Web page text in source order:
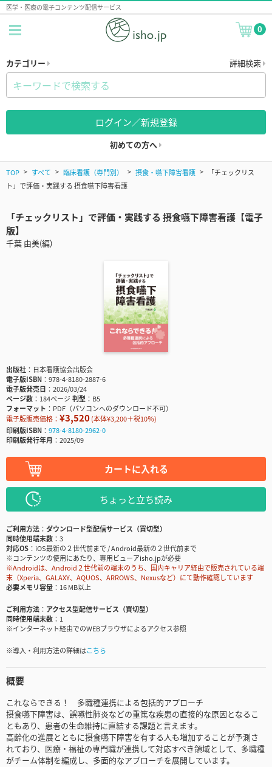
医学・医療の電子コンテンツ配信サービス
0
カテゴリー 詳細検索
ログイン／新規登録
初めての方へ
TOP すべて 臨床看護（専門別） 摂食・嚥下障害看護
「チェックリス
ト」で評価・実践する 摂食嚥下障害看護
「チェックリスト」で評価・実践する 摂食嚥下障害看護【電子
版】
千葉 由美(編)
出版社
日本看護協会出版会
電子版ISBN
978-4-8180-2887-6
電子版発売日
2026/03/24
ページ数
184ページ判型
B5
フォーマット
PDF（パソコンへのダウンロード不可）
電子版販売価格： ¥3,520(本体¥3,200＋税10％)
印刷版ISBN
978-4-8180-2962-0
印刷版発行年月
2025/09
カートに入れる
ちょっと立ち読み
ご利用方法
ダウンロード型配信サービス（買切型）
同時使用端末数
3
対応OS
iOS最新の２世代前まで / Android最新の２世代前まで
※コンテンツの使用にあたり、専用ビューアisho.jpが必要
※Androidは、Android２世代前の端末のうち、国内キャリア経由で販売されている端
末（Xperia、GALAXY、AQUOS、ARROWS、Nexusなど）にて動作確認しています
必要メモリ容量
16 MB以上
ご利用方法
アクセス型配信サービス（買切型）
同時使用端末数
1
※インターネット経由でのWEBブラウザによるアクセス参照
※導入・利用方法の詳細はこちら
概要
これならできる！ 多職種連携による包括的アプローチ
摂食嚥下障害は、誤嚥性肺炎などの重篤な疾患の直接的な原因となるこ
ともあり、患者の生命維持に直結する課題と言えます。
高齢化の進展とともに摂食嚥下障害を有する人も増加することが予測さ
れており、医療・福祉の専門職が連携して対応すべき領域として、多職種
がチーム体制を編成し、多面的なアプローチを展開しています。